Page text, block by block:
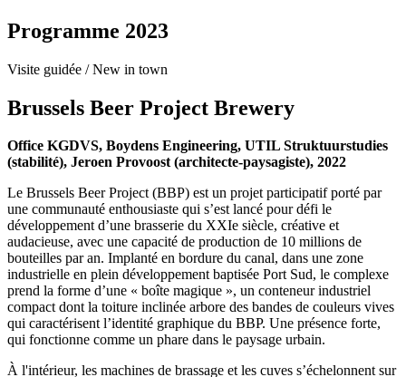
Programme 2023
Visite guidée /New in town
Brussels Beer Project Brewery
Office KGDVS, Boydens Engineering, UTIL Struktuurstudies
(stabilité), Jeroen Provoost (architecte-paysagiste), 2022
Le Brussels Beer Project (BBP) est un projet participatif porté par
une communauté enthousiaste qui s’est lancé pour défi le
développement d’une brasserie du XXIe siècle, créative et
audacieuse, avec une capacité de production de 10 millions de
bouteilles par an. Implanté en bordure du canal, dans une zone
industrielle en plein développement baptisée Port Sud, le complexe
prend la forme d’une « boîte magique », un conteneur industriel
compact dont la toiture inclinée arbore des bandes de couleurs vives
qui caractérisent l’identité graphique du BBP. Une présence forte,
qui fonctionne comme un phare dans le paysage urbain.
À l'intérieur, les machines de brassage et les cuves s’échelonnent sur